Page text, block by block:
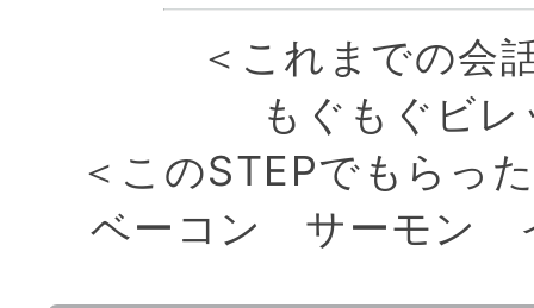
＜これまでの会
もぐもぐビ
＜このSTEPでもらっ
ベーコン
サーモン